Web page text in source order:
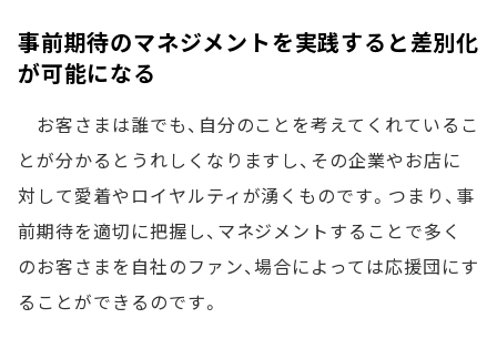
事前期待のマネジメントを実践すると差別化
が可能になる
お客さまは誰でも、自分のことを考えてくれているこ
とが分かるとうれしくなりますし、その企業やお店に
対して愛着やロイヤルティが湧くものです。つまり、事
前期待を適切に把握し、マネジメントすることで多く
のお客さまを自社のファン、場合によっては応援団にす
ることができるのです。